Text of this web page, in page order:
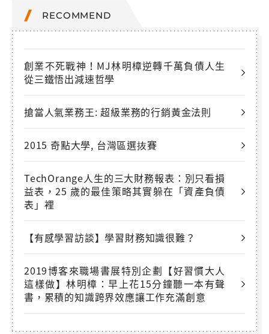
RECOMMEND
創業不死戰神！MJ林明樟逆轉千萬負債人生
從三鐵悟出減速哲學
搶當人氣業務王: 超級業務的行銷黃金法則
2015 奇點大學, 台灣區選抜賽
TechOrange人生的三大財務報表：別只看損
益表，25 歲的最佳策略其實躲在「資產負債
表」裡
【有感學習訪談】學習財務知識很難？
2019博客來職場書展特別企劃【好習慣大人
這樣做】林明樟：早上花15分鐘聽一本有聲
書，累積的知識跨界效應讓工作充滿創意